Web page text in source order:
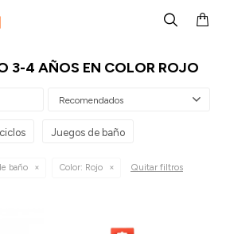
3-4 AÑOS EN COLOR ROJO
Recomendados
Juegos de baño
baño Color: Rojo Quitar filtros